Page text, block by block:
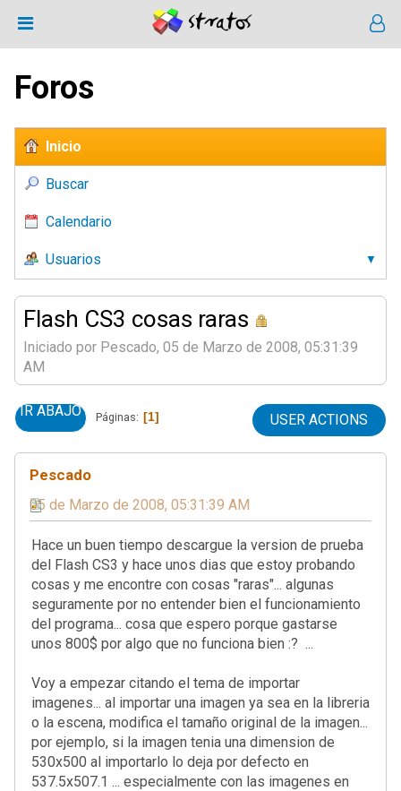
Foros
Inicio
Buscar
Calendario
Usuarios
Flash CS3 cosas raras
Iniciado por Pescado, 05 de Marzo de 2008, 05:31:39
AM
IR ABAJO Páginas 1 USER ACTIONS
Pescado
05 de Marzo de 2008, 05:31:39 AM
Hace un buen tiempo descargue la version de prueba
del Flash CS3 y hace unos dias que estoy probando
cosas y me encontre con cosas "raras"... algunas
seguramente por no entender bien el funcionamiento
del programa... cosa que espero porque gastarse
unos 800$ por algo que no funciona bien :? ...
Voy a empezar citando el tema de importar
imagenes... al importar una imagen ya sea en la libreria
o la escena, modifica el tamaño original de la imagen...
por ejemplo, si la imagen tenia una dimension de
530x500 al importarlo lo deja por defecto en
537.5x507.1 ... especialmente con las imagenes en